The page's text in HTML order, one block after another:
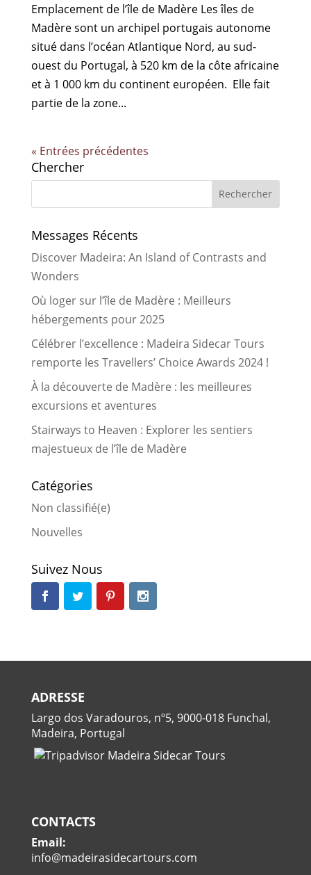
Emplacement de l’île de Madère Les îles de
Madère sont un archipel portugais autonome
situé dans l’océan Atlantique Nord, au sud-
ouest du Portugal, à 520 km de la côte africaine
et à 1 000 km du continent européen. Elle fait
partie de la zone...
« Entrées précédentes
Chercher
Messages Récents
Discover Madeira: An Island of Contrasts and
Wonders
Où loger sur l’île de Madère : Meilleurs
hébergements pour 2025
Célébrer l’excellence : Madeira Sidecar Tours
remporte les Travellers’ Choice Awards 2024 !
À la découverte de Madère : les meilleures
excursions et aventures
Stairways to Heaven : Explorer les sentiers
majestueux de l’île de Madère
Catégories
Non classifié(e)
Nouvelles
Suivez Nous
ADRESSE
Largo dos Varadouros, nº5, 9000-018 Funchal,
Madeira, Portugal
CONTACTS
Email:
info@madeirasidecartours.com